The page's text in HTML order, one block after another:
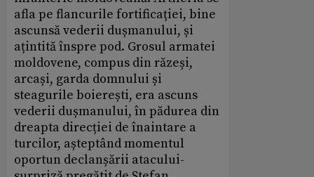
afla pe flancurile fortificației, bine
ascunsă vederii dușmanului, și
ațintită înspre pod. Grosul armatei
moldovene, compus din răzeși,
arcași, garda domnului și
steagurile boierești, era ascuns
vederii dușmanului, în pădurea din
dreapta direcției de înaintare a
turcilor, așteptând momentul
oportun declanșării atacului-